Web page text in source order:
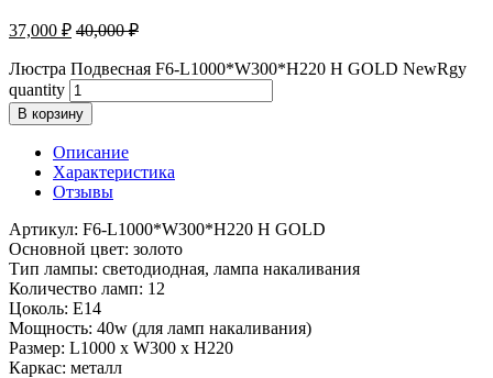
37,000 ₽ 40,000₽
Люстра Подвесная F6-L1000*W300*H220 H GOLD NewRgy
quantity
В корзину
Описание
Характеристика
Отзывы
Артикул: F6-L1000*W300*H220 H GOLD
Основной цвет: золото
Тип лампы: светодиодная, лампа накаливания
Количество ламп: 12
Цоколь: E14
Мощность: 40w (для ламп накаливания)
Размер: L1000 x W300 x H220
Каркас: металл